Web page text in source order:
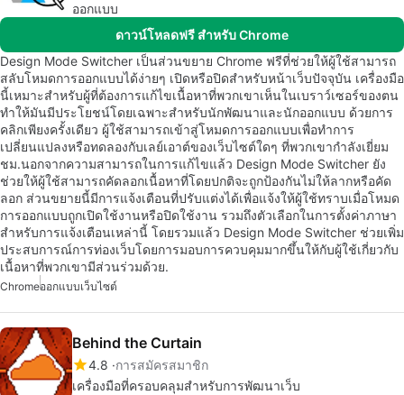
ออกแบบ
ดาวน์โหลดฟรี สำหรับ Chrome
Design Mode Switcher เป็นส่วนขยาย Chrome ฟรีที่ช่วยให้ผู้ใช้สามารถ
สลับโหมดการออกแบบได้ง่ายๆ เปิดหรือปิดสำหรับหน้าเว็บปัจจุบัน เครื่องมือ
นี้เหมาะสำหรับผู้ที่ต้องการแก้ไขเนื้อหาที่พวกเขาเห็นในเบราว์เซอร์ของตน
ทำให้มันมีประโยชน์โดยเฉพาะสำหรับนักพัฒนาและนักออกแบบ ด้วยการ
คลิกเพียงครั้งเดียว ผู้ใช้สามารถเข้าสู่โหมดการออกแบบเพื่อทำการ
เปลี่ยนแปลงหรือทดลองกับเลย์เอาต์ของเว็บไซต์ใดๆ ที่พวกเขากำลังเยี่ยม
ชม.นอกจากความสามารถในการแก้ไขแล้ว Design Mode Switcher ยัง
ช่วยให้ผู้ใช้สามารถคัดลอกเนื้อหาที่โดยปกติจะถูกป้องกันไม่ให้ลากหรือคัด
ลอก ส่วนขยายนี้มีการแจ้งเตือนที่ปรับแต่งได้เพื่อแจ้งให้ผู้ใช้ทราบเมื่อโหมด
การออกแบบถูกเปิดใช้งานหรือปิดใช้งาน รวมถึงตัวเลือกในการตั้งค่าภาษา
สำหรับการแจ้งเตือนเหล่านี้ โดยรวมแล้ว Design Mode Switcher ช่วยเพิ่ม
ประสบการณ์การท่องเว็บโดยการมอบการควบคุมมากขึ้นให้กับผู้ใช้เกี่ยวกับ
เนื้อหาที่พวกเขามีส่วนร่วมด้วย.
Chromeออกแบบเว็บไซต์
Behind the Curtain
4.8 การสมัครสมาชิก
เครื่องมือที่ครอบคลุมสำหรับการพัฒนาเว็บ